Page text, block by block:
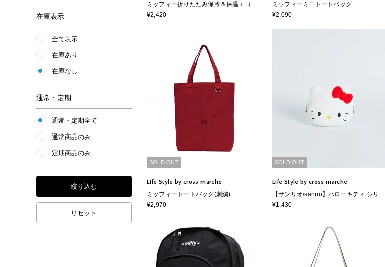
在庫表示
全て表示
在庫あり
在庫なし
通常・定期
通常・定期全て
通常商品のみ
定期商品のみ
絞り込む
リセット
ミッフィー折りたたみ保冷＆保温エコバ
ッグ
¥2,420
ミッフィーミニトートバッグ
¥2,090
SOLD OUT
Life Style by cross marche
ミッフィートートバッグ(刺繍)
¥2,970
SOLD OUT
Life Style by cross marche
【サンリオ/sanrio】ハローキティ シリー
ズmimi POCH
¥1,430